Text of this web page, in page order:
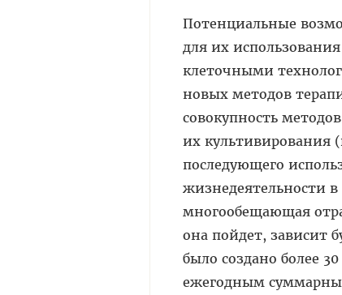
Потенциальные
для их
клеточными
новых методов
совокупность
их культивирования
последующего
жизнедеятельности
многообещающая
она пойдет, зависит
было создано более
ежегодным